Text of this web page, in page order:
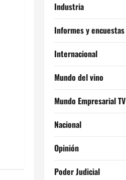
Industria
Informes y encuestas
Internacional
Mundo del vino
Mundo Empresarial TV
Nacional
Opinión
Poder Judicial